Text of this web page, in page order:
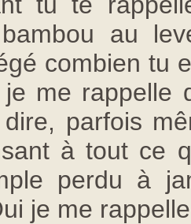
au
combien tu
me rappelle
parfois
à tout ce
perdu à
je me